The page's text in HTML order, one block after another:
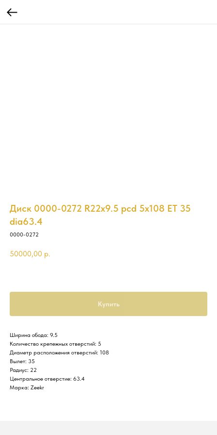
Диск 0000-0272 R22x9.5 pcd 5x108 ET 35
dia63.4
0000-0272
50000,00 р.
Купить
Ширина обода: 9.5
Количество крепежных отверстий: 5
Диаметр расположения отверстий: 108
Вылет: 35
Радиус: 22
Центральное отверстие: 63.4
Марка: Zeekr